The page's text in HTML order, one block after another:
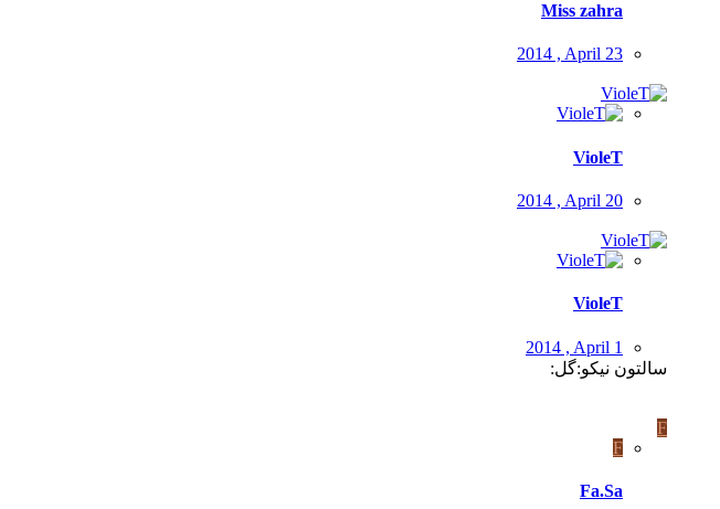
Miss zahra
2014 , April 23
VioleT
2014 , April 20
VioleT
2014 , April 1
سالتون نیکو:گل:
F
F
Fa.Sa